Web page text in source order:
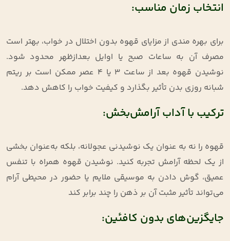
انتخاب زمان مناسب:
برای بهره ‌مندی از مزایای قهوه بدون اختلال در خواب، بهتر است
مصرف آن به ساعات صبح یا اوایل بعدازظهر محدود شود.
نوشیدن قهوه بعد از ساعت ۳ یا ۴ عصر ممکن است بر ریتم
شبانه‌ روزی بدن تأثیر بگذارد و کیفیت خواب را کاهش دهد.
ترکیب با آداب آرامش‌بخش:
قهوه را نه به‌ عنوان یک نوشیدنی عجولانه، بلکه به‌عنوان بخشی
از یک لحظه آرامش تجربه کنید. نوشیدن قهوه همراه با تنفس
عمیق، گوش دادن به موسیقی ملایم یا حضور در محیطی آرام
می‌تواند تأثیر مثبت آن بر ذهن را چند برابر کند
جایگزین‌های بدون کافئین: